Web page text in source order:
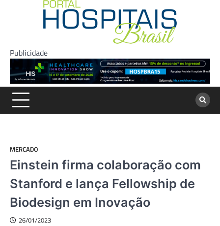
Publicidade
MERCADO
Einstein firma colaboração com
Stanford e lança Fellowship de
Biodesign em Inovação
26/01/2023